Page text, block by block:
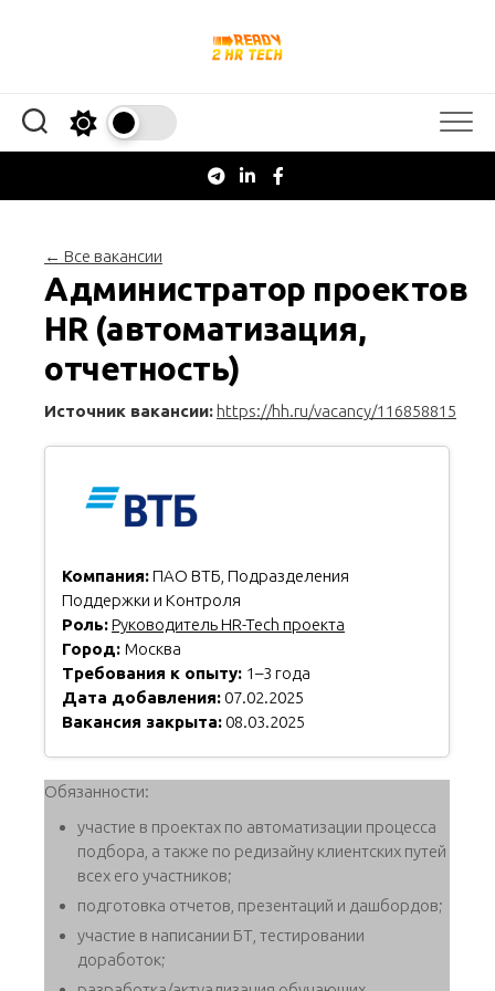
← Все вакансии
Администратор проектов
HR (автоматизация,
отчетность)
Источник вакансии: https://hh.ru/vacancy/116858815
Компания:ПАО ВТБ, Подразделения
Поддержки и Контроля
Роль:Руководитель HR-Tech проекта
Город: Москва
Требования к опыту: 1–3 года
Дата добавления: 07.02.2025
Вакансия закрыта: 08.03.2025
Обязанности:
участие в проектах по автоматизации процесса
подбора, а также по редизайну клиентских путей
всех его участников;
подготовка отчетов, презентаций и дашбордов;
участие в написании БТ, тестировании
доработок;